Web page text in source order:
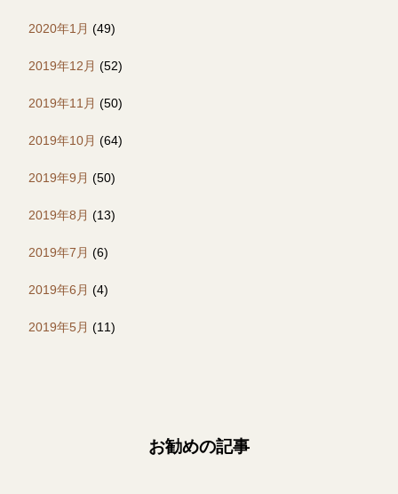
2020年1月 (49)
2019年12月 (52)
2019年11月 (50)
2019年10月 (64)
2019年9月 (50)
2019年8月 (13)
2019年7月 (6)
2019年6月 (4)
2019年5月 (11)
お勧めの記事